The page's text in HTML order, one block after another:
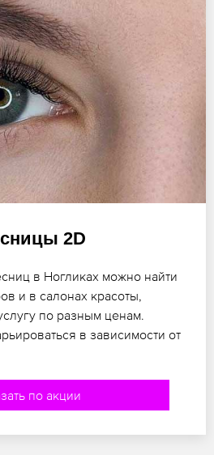
2D
в Ногликах можно найти
и в салонах красоты,
по разным ценам.
в зависимости от
по акции